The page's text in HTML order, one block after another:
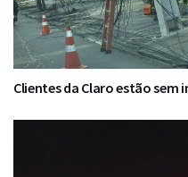
Clientes da Claro estão sem